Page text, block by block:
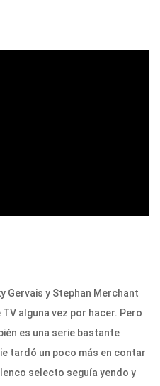
Gervais y Stephan Merchant
alguna vez por hacer. Pero
es una serie bastante
tardó un poco más en contar
selecto seguía yendo y